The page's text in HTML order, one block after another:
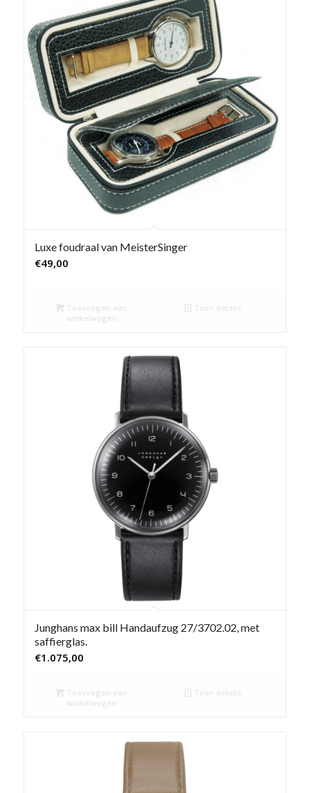
Luxe foudraal van MeisterSinger
€49,00
Toevoegen aan
winkelwagen
Toon details
Junghans max bill Handaufzug 27/3702.02, met
saffierglas.
€1.075,00
Toevoegen aan
winkelwagen
Toon details